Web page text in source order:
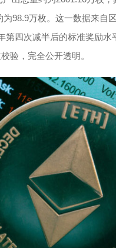
98.9万枚。这一数据来自
第四次减半后的标准奖励
验，完全公开透明。